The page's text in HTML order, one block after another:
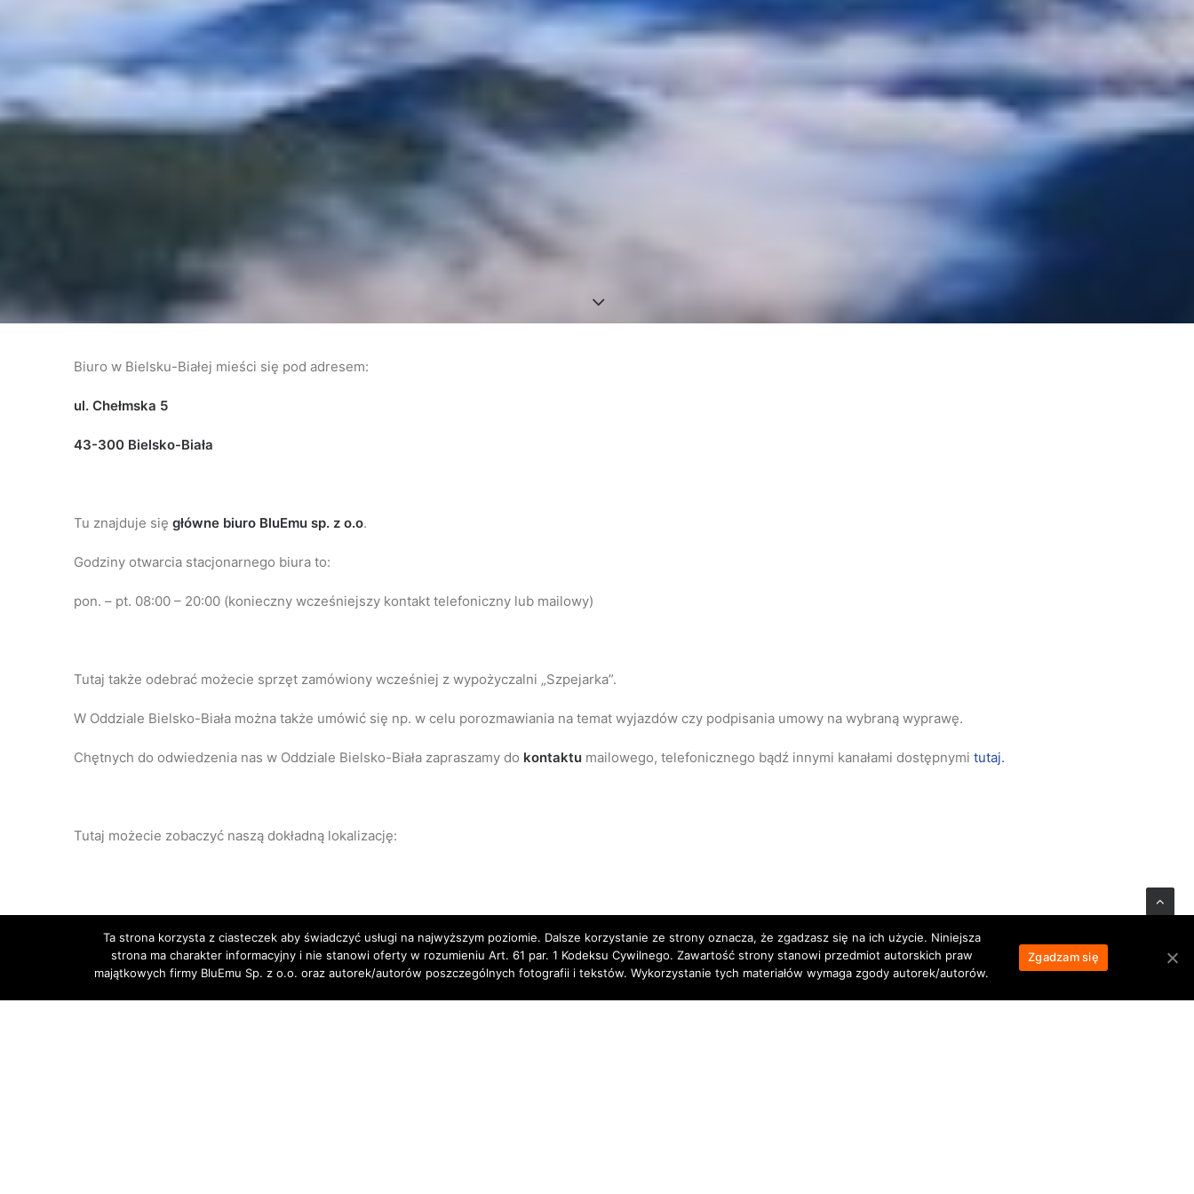
Biuro w Bielsku-Białej mieści się pod adresem:
ul. Chełmska 5
43-300 Bielsko-Biała
Tu znajduje się główne biuro BluEmu sp. z o.o.
Godziny otwarcia stacjonarnego biura to:
pon. – pt. 08:00 – 20:00 (konieczny wcześniejszy kontakt telefoniczny lub mailowy)
Tutaj także odebrać możecie sprzęt zamówiony wcześniej z wypożyczalni „Szpejarka”.
W Oddziale Bielsko-Biała można także umówić się np. w celu porozmawiania na temat wyjazdów czy podpisania umowy na wybraną wyprawę.
Chętnych do odwiedzenia nas w Oddziale Bielsko-Biała zapraszamy do kontaktu mailowego, telefonicznego bądź innymi kanałami dostępnymi tutaj.
Tutaj możecie zobaczyć naszą dokładną lokalizację:
Ta strona korzysta z ciasteczek aby świadczyć usługi na najwyższym poziomie. Dalsze korzystanie ze strony oznacza, że zgadzasz się na ich użycie. Niniejsza
strona ma charakter informacyjny i nie stanowi oferty w rozumieniu Art. 61 par. 1 Kodeksu Cywilnego. Zawartość strony stanowi przedmiot autorskich praw
majątkowych firmy BluEmu Sp. z o.o. oraz autorek/autorów poszczególnych fotografii i tekstów. Wykorzystanie tych materiałów wymaga zgody autorek/autorów.
Zgadzam się